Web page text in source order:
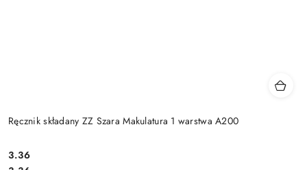
Ręcznik składany ZZ Szara Makulatura 1 warstwa A200
3.36